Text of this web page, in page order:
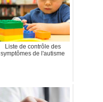
Liste de contrôle des
symptômes de l'autisme